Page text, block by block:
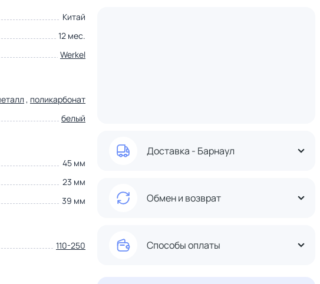
Китай
12 мес.
Werkel
, поликарбонат
белый
45 мм
23 мм
39 мм
110-250
Доставка - Барнаул
Обмен и возврат
Способы оплаты